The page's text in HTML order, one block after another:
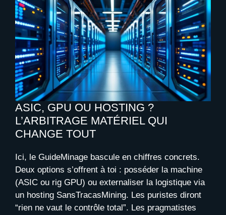
ASIC, GPU OU HOSTING ?
L’ARBITRAGE MATÉRIEL QUI
CHANGE TOUT
Ici, le GuideMinage bascule en chiffres concrets.
Deux options s’offrent à toi : posséder la machine
(ASIC ou rig GPU) ou externaliser la logistique via
un hosting SansTracasMining. Les puristes diront
“rien ne vaut le contrôle total”. Les pragmatistes